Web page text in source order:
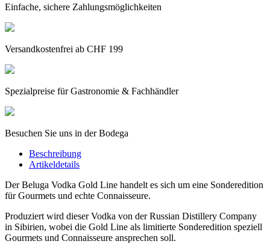
Einfache, sichere Zahlungsmöglichkeiten
Versandkostenfrei ab CHF 199
Spezialpreise für Gastronomie & Fachhändler
Besuchen Sie uns in der Bodega
Beschreibung
Artikeldetails
Der Beluga Vodka Gold Line handelt es sich um eine Sonderedition
für Gourmets und echte Connaisseure.
Produziert wird dieser Vodka von der Russian Distillery Company
in Sibirien, wobei die Gold Line als limitierte Sonderedition speziell
Gourmets und Connaisseure ansprechen soll.